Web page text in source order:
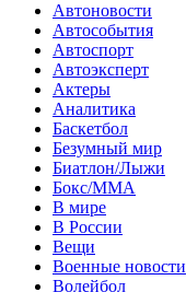
Автоновости
Автособытия
Автоспорт
Автоэксперт
Актеры
Аналитика
Баскетбол
Безумный мир
Биатлон/Лыжи
Бокс/MMA
В мире
В России
Вещи
Военные новости
Волейбол